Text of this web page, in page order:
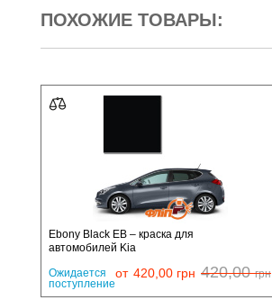
ПОХОЖИЕ ТОВАРЫ:
Ebony Black EB – краска для
автомобилей Kia
Ожидается
поступление
от 420,00 грн 420,00грн